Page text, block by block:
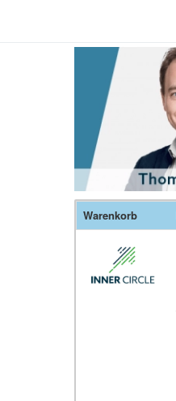
Warenkorb